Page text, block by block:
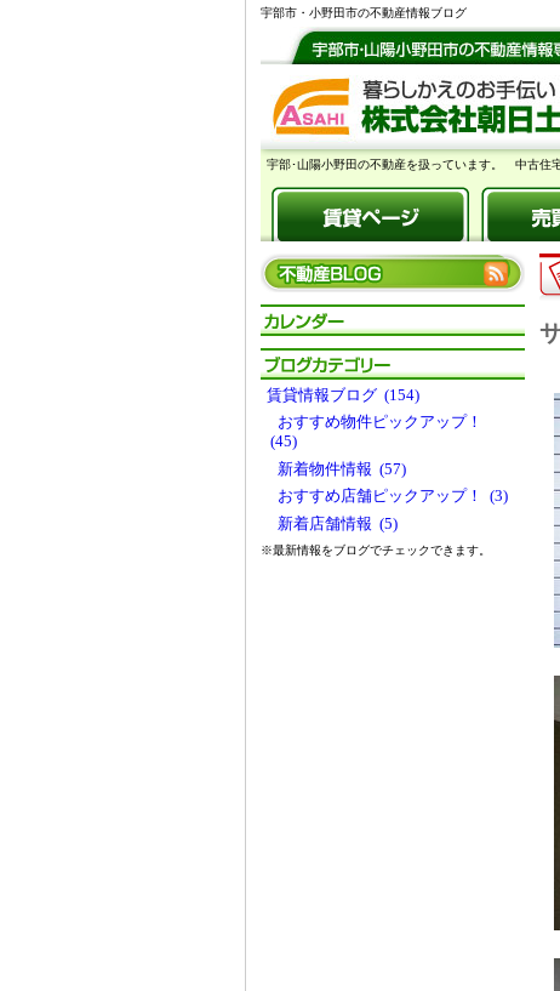
宇部市・小野田市の不動産情報ブログ
宇部･山陽小野田の不動産を扱っています。 中古住
賃貸情報ブログ (154)
おすすめ物件ピックアップ！
(45)
新着物件情報 (57)
おすすめ店舗ピックアップ！ (3)
新着店舗情報 (5)
※最新情報をブログでチェックできます。